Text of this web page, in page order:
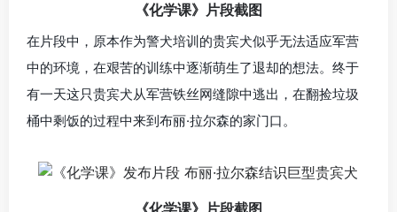
《化学课》片段截图
在片段中，原本作为警犬培训的贵宾犬似乎无法适应军营
中的环境，在艰苦的训练中逐渐萌生了退却的想法。终于
有一天这只贵宾犬从军营铁丝网缝隙中逃出，在翻捡垃圾
桶中剩饭的过程中来到布丽·拉尔森的家门口。
《化学课》片段截图